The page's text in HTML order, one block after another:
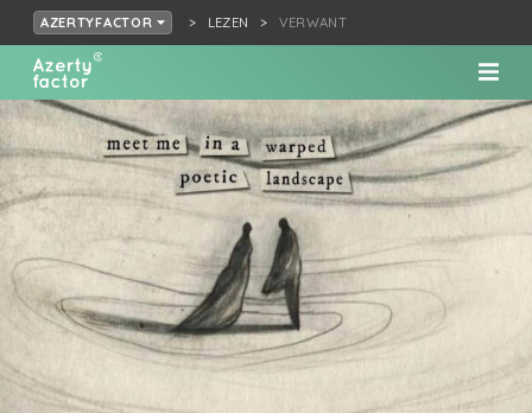
AZERTYFACTOR LEZEN VERWANT